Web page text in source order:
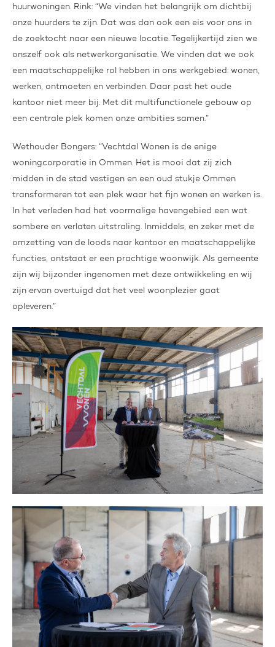
huurwoningen. Rink: “We vinden het belangrijk om dichtbij
onze huurders te zijn. Dat was dan ook een eis voor ons in
de zoektocht naar een nieuwe locatie. Tegelijkertijd zien we
onszelf ook als netwerkorganisatie. We vinden dat we ook
een maatschappelijke rol hebben in ons werkgebied: wonen,
werken, ontmoeten en verbinden. Daar past het oude
kantoor niet meer bij. Met dit multifunctionele gebouw op
een centrale plek komen onze ambities samen.”
Wethouder Bongers: “Vechtdal Wonen is de enige
woningcorporatie in Ommen. Het is mooi dat zij zich
midden in de stad vestigen en een oud stukje Ommen
transformeren tot een plek waar het fijn wonen en werken is.
In het verleden had het voormalige havengebied een wat
sombere en verlaten uitstraling. Inmiddels, en zeker met de
omzetting van de loods naar kantoor en maatschappelijke
functies, ontstaat er een prachtige woonwijk. Als gemeente
zijn wij bijzonder ingenomen met deze ontwikkeling en wij
zijn ervan overtuigd dat het veel woonplezier gaat
opleveren.”